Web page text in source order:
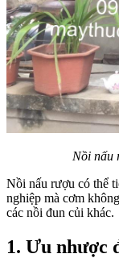
Nồi nấu
Nồi nấu rượu có thể
nghiệp mà cơm
các nồi đun củi khác.
1. Ưu nhược